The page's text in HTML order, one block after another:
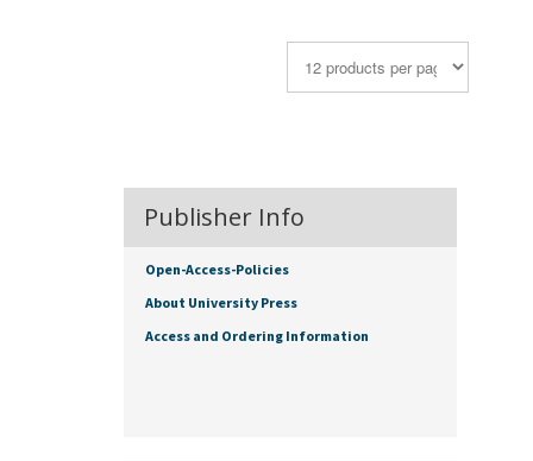
Publisher Info
Open-Access-Policies
About University Press
Access and Ordering Information